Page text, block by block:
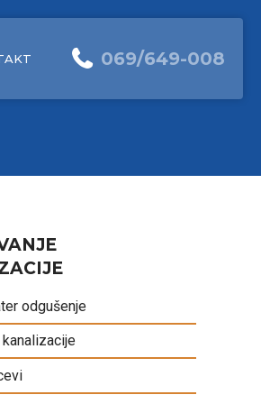
069/649-008
ODVODNIH SLIVNIKA
GAJGER SLIVNIKA
ODVODA
CURENJA VODE
odgušenje